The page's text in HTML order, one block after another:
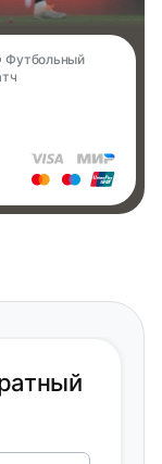
Футбольный